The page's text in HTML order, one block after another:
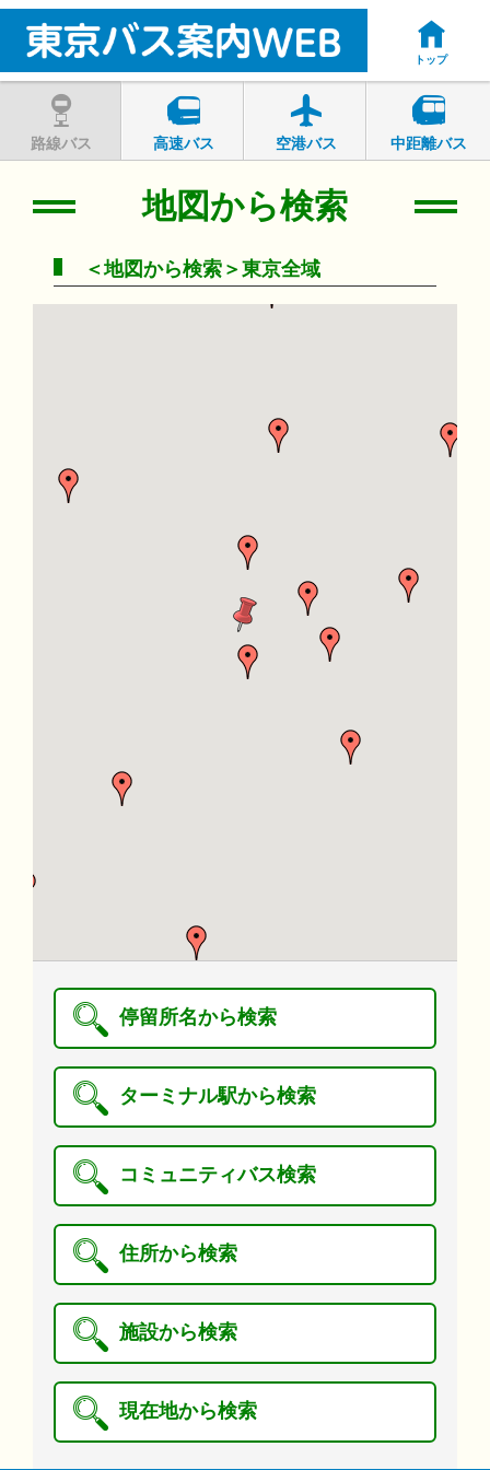
トップ
路線バス 高速バス 空港バス 中距離バス
地図から検索
＜地図から検索＞東京全域
停留所名から検索
ターミナル駅から検索
コミュニティバス検索
住所から検索
施設から検索
現在地から検索